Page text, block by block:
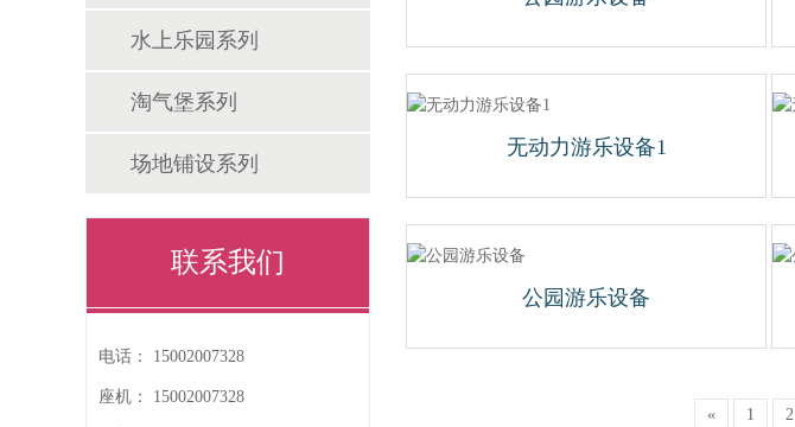
水上乐园系列
淘气堡系列
场地铺设系列
联系我们
电话： 15002007328
座机： 15002007328
无动力游乐设备1
公园游乐设备
« 1 2